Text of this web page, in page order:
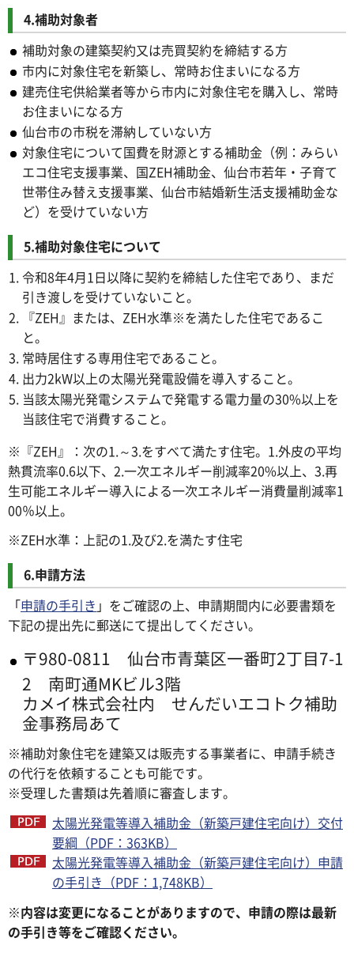
4.補助対象者
補助対象の建築契約又は売買契約を締結する方
市内に対象住宅を新築し、常時お住まいになる方
建売住宅供給業者等から市内に対象住宅を購入し、常時
お住まいになる方
仙台市の市税を滞納していない方
対象住宅について国費を財源とする補助金（例：みらい
エコ住宅支援事業、国ZEH補助金、仙台市若年・子育て
世帯住み替え支援事業、仙台市結婚新生活支援補助金な
ど）を受けていない方
5.補助対象住宅について
令和8年4月1日以降に契約を締結した住宅であり、まだ
引き渡しを受けていないこと。
『ZEH』または、ZEH水準※を満たした住宅であるこ
と。
常時居住する専用住宅であること。
出力2kW以上の太陽光発電設備を導入すること。
当該太陽光発電システムで発電する電力量の30%以上を
当該住宅で消費すること。
※『ZEH』：次の1.～3.をすべて満たす住宅。1.外皮の平均
熱貫流率0.6以下、2.一次エネルギー削減率20%以上、3.再
生可能エネルギー導入による一次エネルギー消費量削減率1
00％以上。
※ZEH水準：上記の1.及び2.を満たす住宅
6.申請方法
「申請の手引き 」をご確認の上、申請期間内に必要書類を
下記の提出先に郵送にて提出してください。
〒980-0811 仙台市青葉区一番町2丁目7-1
2 南町通MKビル3階
カメイ株式会社内 せんだいエコトク補助
金事務局あて
※補助対象住宅を建築又は販売する事業者に、申請手続き
の代行を依頼することも可能です。
※受理した書類は先着順に審査します。
太陽光発電等導入補助金（新築戸建住宅向け）交付
要綱（PDF：363KB）
太陽光発電等導入補助金（新築戸建住宅向け）申請
の手引き（PDF：1,748KB）
※内容は変更になることがありますので、申請の際は最新
の手引き等をご確認ください。